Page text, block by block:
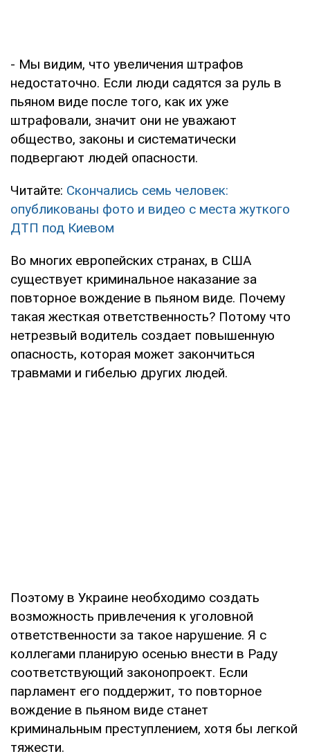
- Мы видим, что увеличения штрафов
недостаточно. Если люди садятся за руль в
пьяном виде после того, как их уже
штрафовали, значит они не уважают
общество, законы и систематически
подвергают людей опасности.
Читайте: Скончались семь человек:
опубликованы фото и видео с места жуткого
ДТП под Киевом
Во многих европейских странах, в США
существует криминальное наказание за
повторное вождение в пьяном виде. Почему
такая жесткая ответственность? Потому что
нетрезвый водитель создает повышенную
опасность, которая может закончиться
травмами и гибелью других людей.
Поэтому в Украине необходимо создать
возможность привлечения к уголовной
ответственности за такое нарушение. Я с
коллегами планирую осенью внести в Раду
соответствующий законопроект. Если
парламент его поддержит, то повторное
вождение в пьяном виде станет
криминальным преступлением, хотя бы легкой
тяжести.